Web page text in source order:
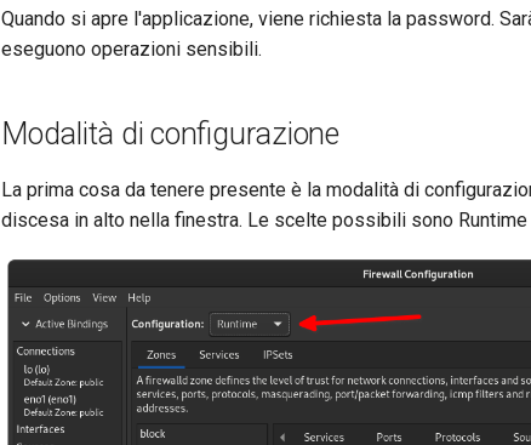
Quando si apre l'applicazione, viene richiesta la password.
eseguono operazioni sensibili.
Modalità di configurazione
La prima cosa da tenere presente è la modalità di
discesa in alto nella finestra. Le scelte possibili sono Runtime